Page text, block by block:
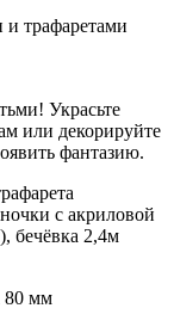
Украсьте
или декорируйте
фантазию.
с акриловой
бечёвка 2,4м
80 мм